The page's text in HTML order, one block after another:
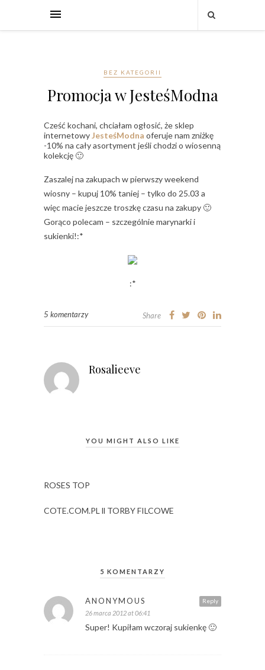
BEZ KATEGORII
Promocja w JesteśModna
Cześć kochani, chciałam ogłosić, że sklep
internetowyJesteśModna oferuje nam zniżkę
-10% na cały asortyment jeśli chodzi o wiosenną
kolekcję 🙂
Zaszalej na zakupach w pierwszy weekend
wiosny – kupuj 10% taniej – tylko do 25.03 a
więc macie jeszcze troszkę czasu na zakupy 🙂
Gorąco polecam – szczególnie marynarki i
sukienki!:*
:*
5 komentarzy Share
Rosalieeve
YOU MIGHT ALSO LIKE
ROSES TOP
COTE.COM.PL ll TORBY FILCOWE
5 KOMENTARZY
Reply
ANONYMOUS
26 marca 2012 at 06:41
Super! Kupiłam wczoraj sukienkę 🙂